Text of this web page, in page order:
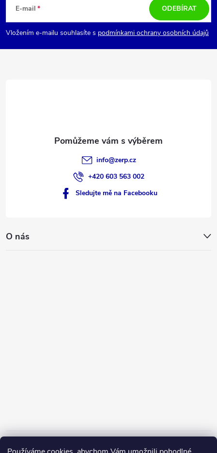
p
a
E-mail
Vložením e-mailu souhlasíte s podmínkami ochrany osobních údajů
ODEBÍRAT
info@zerp.cz
+420 603 563 002
Sledujte mě na Facebooku
O nás